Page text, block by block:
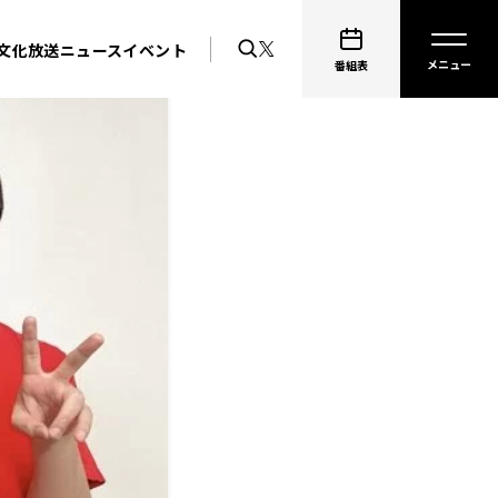
化放送ニュースイベント
番組表